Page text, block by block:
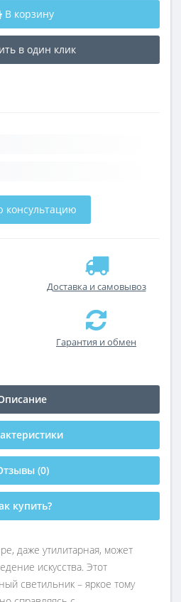
В корзину
в один клик
консультацию
Доставка и самовывоз
Гарантия и обмен
(0)
купить?
даже утилитарная, может
искусства. Этот
светильник – яркое тому